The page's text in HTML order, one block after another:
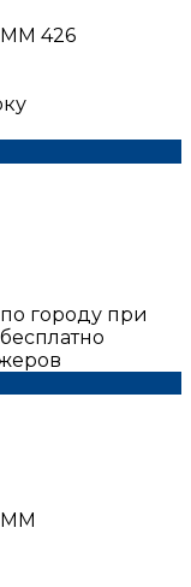
ММ 426
городу при
ММ